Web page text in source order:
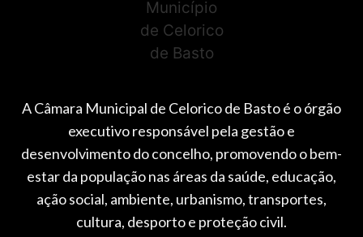
A Câmara Municipal de Celorico de Basto é o órgão
executivo responsável pela gestão e
desenvolvimento do concelho, promovendo o bem-
estar da população nas áreas da saúde, educação,
ação social, ambiente, urbanismo, transportes,
cultura, desporto e proteção civil.